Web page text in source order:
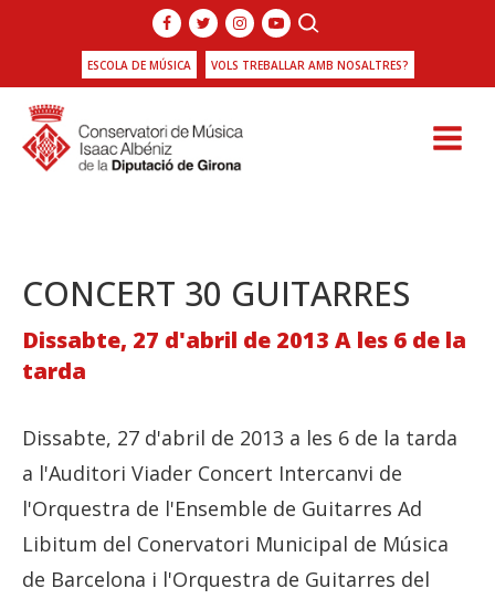
ESCOLA DE MÚSICA VOLS TREBALLAR AMB NOSALTRES?
CONCERT 30 GUITARRES
Dissabte, 27 d'abril de 2013 A les 6 de la
tarda
Dissabte, 27 d'abril de 2013 a les 6 de la tarda
a l'Auditori Viader Concert Intercanvi de
l'Orquestra de l'Ensemble de Guitarres Ad
Libitum del Conervatori Municipal de Música
de Barcelona i l'Orquestra de Guitarres del